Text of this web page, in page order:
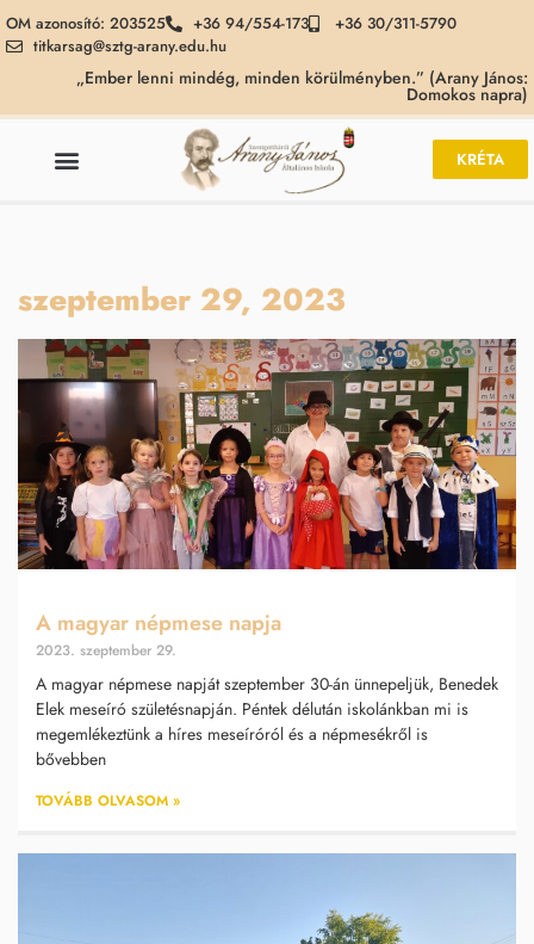
OM azonosító: 203525 +36 94/554-173
+36 30/311-5790
titkarsag@sztg-arany.edu.hu
„Ember lenni mindég, minden körülményben.” (Arany János:
Domokos napra)
KRÉTA
szeptember 29, 2023
A magyar népmese napja
2023. szeptember 29.
A magyar népmese napját szeptember 30-án ünnepeljük, Benedek
Elek meseíró születésnapján. Péntek délután iskolánkban mi is
megemlékeztünk a híres meseíróról és a népmesékről is
bővebben
TOVÁBB OLVASOM »